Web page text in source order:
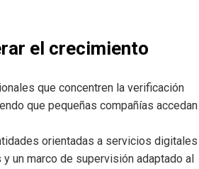
el crecimiento
que concentren la verificación
que pequeñas compañías accedan
orientadas a servicios digitales
un marco de supervisión adaptado al